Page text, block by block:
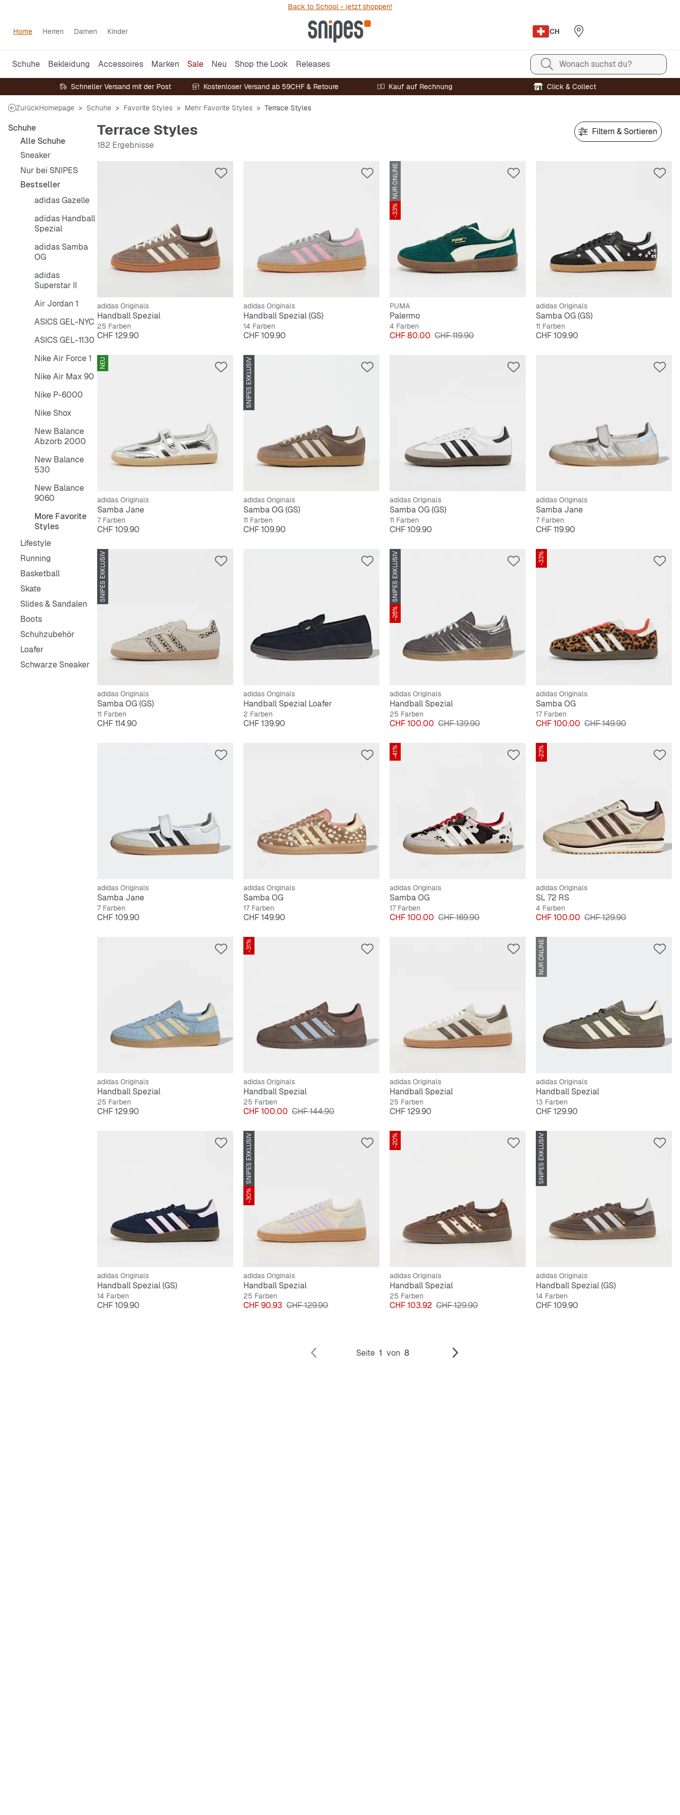
Back to School - jetzt shoppen!
Home Herren Damen Kinder CH
Schuhe Bekleidung Accessoires Marken Sale Neu Shop the Look Releases Wonach suchst du?
Schneller Versand mit der Post Kostenloser Versand ab 59CHF & Retoure Kauf auf Rechnung Click & Collect
ZurückHomepage Schuhe Favorite Styles Mehr Favorite Styles Terrace Styles
Schuhe
Alle Schuhe
Sneaker
Nur bei SNIPES
Bestseller
adidas Gazelle
adidas Handball
Spezial
adidas Samba
OG
adidas
Superstar II
Air Jordan 1
ASICS GEL-NYC
ASICS GEL-1130
Nike Air Force 1
Nike Air Max 90
Nike P-6000
Nike Shox
New Balance
Abzorb 2000
New Balance
530
New Balance
9060
More Favorite
Styles
Lifestyle
Running
Basketball
Skate
Slides & Sandalen
Boots
Schuhzubehör
Loafer
Schwarze Sneaker
Terrace Styles
182 Ergebnisse
Filtern & Sortieren
adidas Originals
Handball Spezial
25 Farben
Preis
CHF 129.90
adidas Originals
Handball Spezial (GS)
14 Farben
Preis
CHF 109.90
NUR ONLINE
-33%
PUMA
Palermo
4 Farben
Preis
CHF 80.00 Originalpreis
CHF 119.90
adidas Originals
Samba OG (GS)
11 Farben
Preis
CHF 109.90
NEU
adidas Originals
Samba Jane
7 Farben
Preis
CHF 109.90
SNIPES EXKLUSIV
adidas Originals
Samba OG (GS)
11 Farben
Preis
CHF 109.90
adidas Originals
Samba OG (GS)
11 Farben
Preis
CHF 109.90
adidas Originals
Samba Jane
7 Farben
Preis
CHF 119.90
SNIPES EXKLUSIV
adidas Originals
Samba OG (GS)
11 Farben
Preis
CHF 114.90
adidas Originals
Handball Spezial Loafer
2 Farben
Preis
CHF 139.90
SNIPES EXKLUSIV
-28%
adidas Originals
Handball Spezial
25 Farben
Preis
CHF 100.00 Originalpreis
CHF 139.90
-33%
adidas Originals
Samba OG
17 Farben
Preis
CHF 100.00 Originalpreis
CHF 149.90
adidas Originals
Samba Jane
7 Farben
Preis
CHF 109.90
adidas Originals
Samba OG
17 Farben
Preis
CHF 149.90
-41%
adidas Originals
Samba OG
17 Farben
Preis
CHF 100.00 Originalpreis
CHF 169.90
-23%
adidas Originals
SL 72 RS
4 Farben
Preis
CHF 100.00 Originalpreis
CHF 129.90
adidas Originals
Handball Spezial
25 Farben
Preis
CHF 129.90
-31%
adidas Originals
Handball Spezial
25 Farben
Preis
CHF 100.00 Originalpreis
CHF 144.90
adidas Originals
Handball Spezial
25 Farben
Preis
CHF 129.90
NUR ONLINE
adidas Originals
Handball Spezial
13 Farben
Preis
CHF 129.90
adidas Originals
Handball Spezial (GS)
14 Farben
Preis
CHF 109.90
SNIPES EXKLUSIV
-30%
adidas Originals
Handball Spezial
25 Farben
Preis
CHF 90.93 Originalpreis
CHF 129.90
-20%
adidas Originals
Handball Spezial
25 Farben
Preis
CHF 103.92 Originalpreis
CHF 129.90
SNIPES EXKLUSIV
adidas Originals
Handball Spezial (GS)
14 Farben
Preis
CHF 109.90
Seite 1 von 8